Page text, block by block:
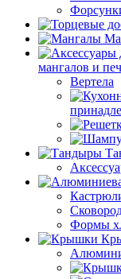
мангалов и
Вертела
Формы